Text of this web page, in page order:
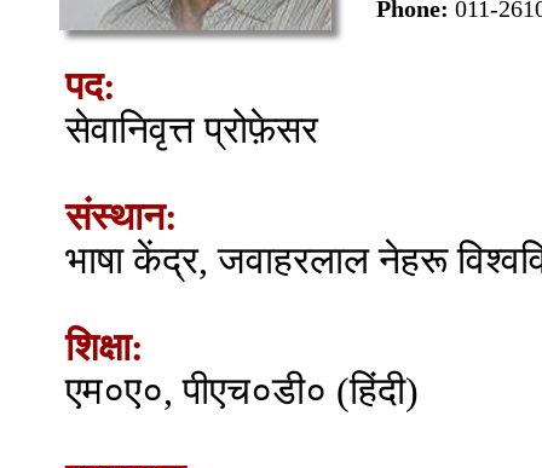
Phone: 011-
पद:
सेवानिवृत्त प्रोफ़ेसर
संस्थान:
भाषा केंद्र, जवाहरलाल नेहरू
शिक्षा:
एम०ए०, पीएच०डी० (हिंदी)